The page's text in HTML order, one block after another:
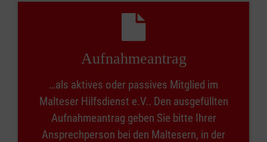
Aufnahmeantrag
…als aktives oder passives Mitglied im
Malteser Hilfsdienst e.V.. Den ausgefüllten
Aufnahmeantrag geben Sie bitte Ihrer
Ansprechperson bei den Maltesern, in der